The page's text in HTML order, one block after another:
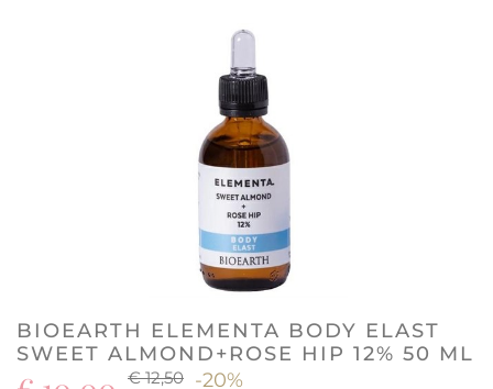
BIOEARTH ELEMENTA BODY ELAST
SWEET ALMOND+ROSE HIP 12% 50 ML
€ 12,50 -20%